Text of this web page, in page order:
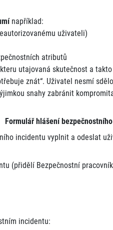
například:
uživateli)
atributů
utajovaná skutečnost a
znát“. Uživatel nesmí
snahy zabránit
Formulář hlášení
incidentu vyplnit a odeslat
(přidělí Bezpečnostní
incidentu: